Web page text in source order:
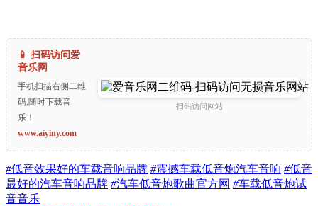
📱 扫码访问爱
音乐网
手机扫描右侧二维
码,随时下载音
乐！
www.aiyiny.com
扫码访问网站
#低音效果好的车载音响品牌 #震撼车载低音炮汽车音响 #低音
最好的汽车音响品牌 #汽车低音炮歌曲官方网 #车载低音炮试
音音乐